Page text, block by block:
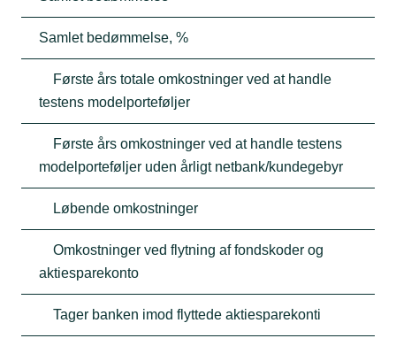
Samlet bedømmelse, %
Første års totale omkostninger ved at handle
testens modelporteføljer
Første års omkostninger ved at handle testens
modelporteføljer uden årligt netbank/kundegebyr
Løbende omkostninger
Omkostninger ved flytning af fondskoder og
aktiesparekonto
Tager banken imod flyttede aktiesparekonti